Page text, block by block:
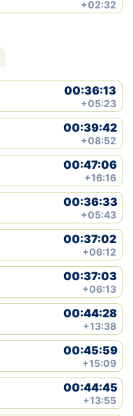
+02:32
00:36:13
+05:23
00:39:42
+08:52
00:47:06
+16:16
00:36:33
+05:43
00:37:02
+06:12
00:37:03
+06:13
00:44:28
+13:38
00:45:59
+15:09
00:44:45
+13:55